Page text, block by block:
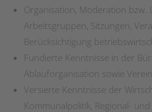
Organisation, Moderation bzw.
Arbeitsgruppen, Sitzungen,
Berücksichtigung
Fundierte Kenntnisse in der
Ablauforganisation sowie
Versierte Kenntnisse der
Kommunalpolitik, Regional-